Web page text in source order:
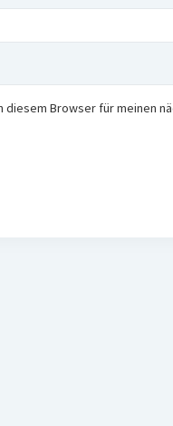
diesem Browser für meinen